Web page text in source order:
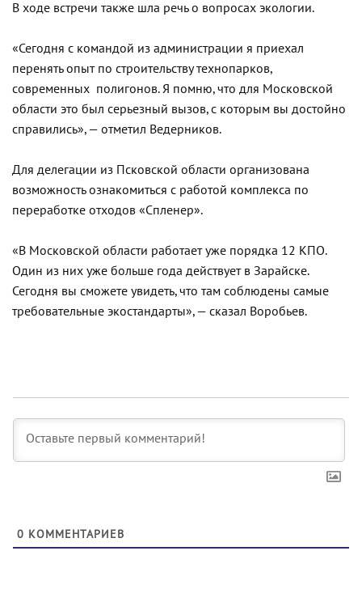
В ходе встречи также шла речь о вопросах экологии.
«Сегодня с командой из администрации я приехал
перенять опыт по строительству технопарков,
современных полигонов. Я помню, что для Московской
области это был серьезный вызов, с которым вы достойно
справились», — отметил Ведерников.
Для делегации из Псковской области организована
возможность ознакомиться с работой комплекса по
переработке отходов «Спленер».
«В Московской области работает уже порядка 12 КПО.
Один из них уже больше года действует в Зарайске.
Сегодня вы сможете увидеть, что там соблюдены самые
требовательные экостандарты», — сказал Воробьев.
0 КОММЕНТАРИЕВ